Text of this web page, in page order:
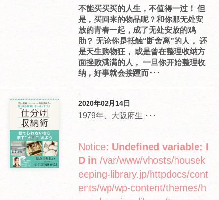
不能买买买的人生，不值得一过！ 但
是，买回来的物品呢？和你那无处安
放的青春一起，成了无处安放的鸡
肋？ 无论你是抵触“断舍离”的人， 还
是天生购物狂， 或是曾在整理收纳方
面挫败满满的人， 一旦你开始整理收
纳，好事就会接踵而･･･
2020年02月14日
1979年、大阪府生 ･･･
Notice: Undefined variable: I
D in /var/www/vhosts/housek
eeping-library.jp/httpdocs/cont
ents/wp/wp-content/themes/h